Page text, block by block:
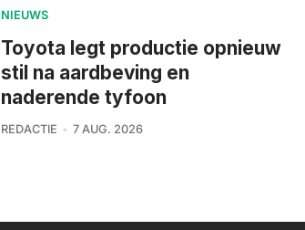
NIEUWS
Toyota legt productie opnieuw
stil na aardbeving en
naderende tyfoon
REDACTIE 7 AUG. 2026